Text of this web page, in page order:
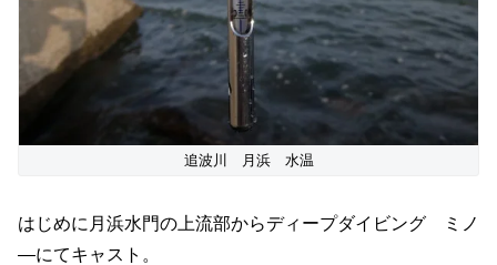
追波川 月浜 水温
はじめに月浜水門の上流部からディープダイビング ミノ
―にてキャスト。